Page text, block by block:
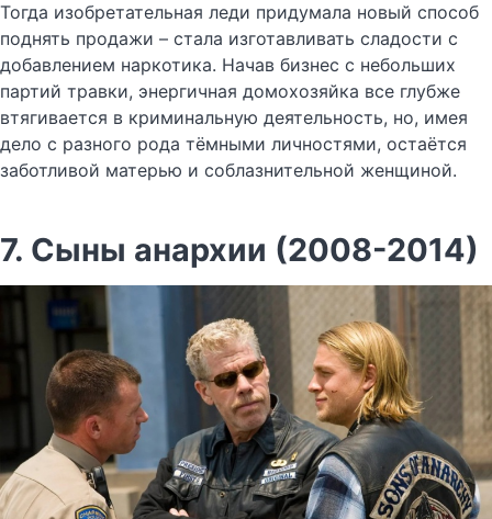
Тогда изобретательная леди придумала новый способ
поднять продажи – стала изготавливать сладости с
добавлением наркотика. Начав бизнес с небольших
партий травки, энергичная домохозяйка все глубже
втягивается в криминальную деятельность, но, имея
дело с разного рода тёмными личностями, остаётся
заботливой матерью и соблазнительной женщиной.
7. Сыны анархии (2008-2014)